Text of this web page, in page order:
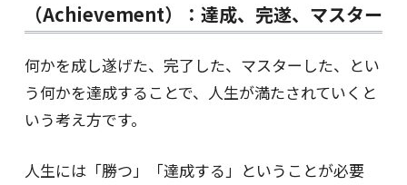
（Achievement）：達成、完遂、マスター
何かを成し遂げた、完了した、マスターした、とい
う何かを達成することで、人生が満たされていくと
いう考え方です。
人生には「勝つ」「達成する」ということが必要